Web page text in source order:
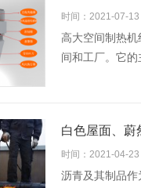
时间：2021-07-13
高大空间制热
间和工厂。它的
白色屋面、蔚
时间：2021-04-23
沥青及其制品